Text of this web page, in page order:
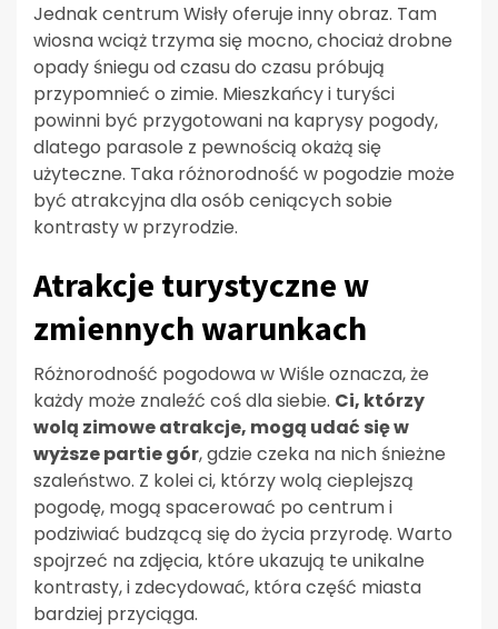
Jednak centrum Wisły oferuje inny obraz. Tam
wiosna wciąż trzyma się mocno, chociaż drobne
opady śniegu od czasu do czasu próbują
przypomnieć o zimie. Mieszkańcy i turyści
powinni być przygotowani na kaprysy pogody,
dlatego parasole z pewnością okażą się
użyteczne. Taka różnorodność w pogodzie może
być atrakcyjna dla osób ceniących sobie
kontrasty w przyrodzie.
Atrakcje turystyczne w
zmiennych warunkach
Różnorodność pogodowa w Wiśle oznacza, że
każdy może znaleźć coś dla siebie. Ci, którzy
wolą zimowe atrakcje, mogą udać się w
wyższe partie gór, gdzie czeka na nich śnieżne
szaleństwo. Z kolei ci, którzy wolą cieplejszą
pogodę, mogą spacerować po centrum i
podziwiać budzącą się do życia przyrodę. Warto
spojrzeć na zdjęcia, które ukazują te unikalne
kontrasty, i zdecydować, która część miasta
bardziej przyciąga.